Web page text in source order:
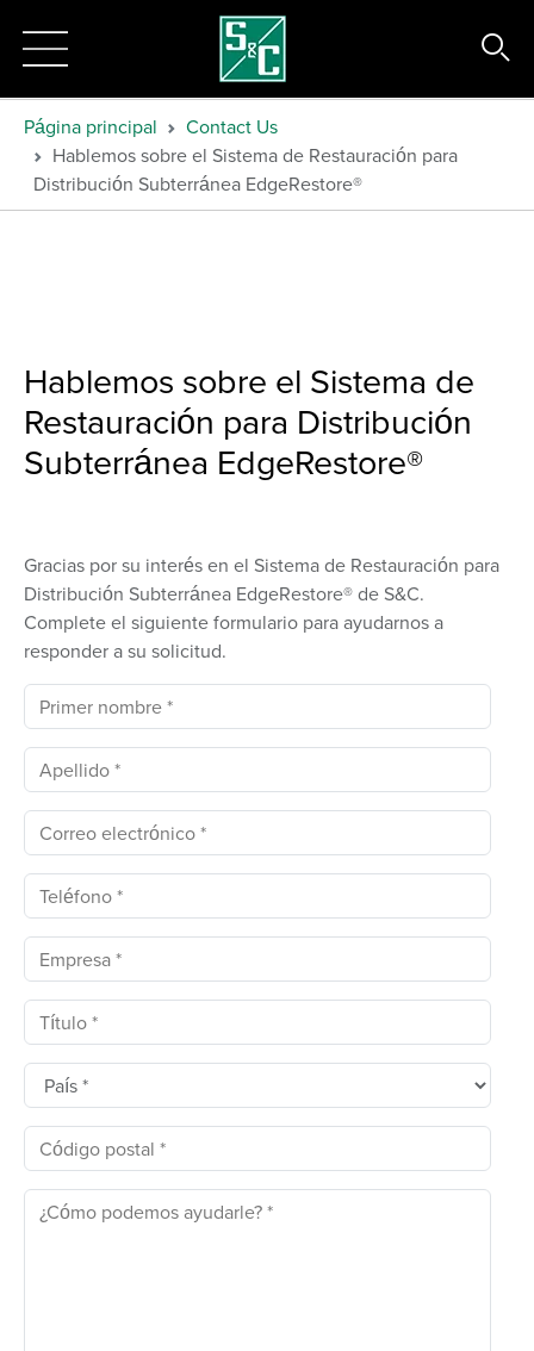
Página principal
Contact Us
Hablemos sobre el Sistema de Restauración para
Distribución Subterránea EdgeRestore®
Hablemos sobre el Sistema de
Restauración para Distribución
Subterránea EdgeRestore®
Gracias por su interés en el Sistema de Restauración para
Distribución Subterránea EdgeRestore® de S&C.
Complete el siguiente formulario para ayudarnos a
responder a su solicitud.